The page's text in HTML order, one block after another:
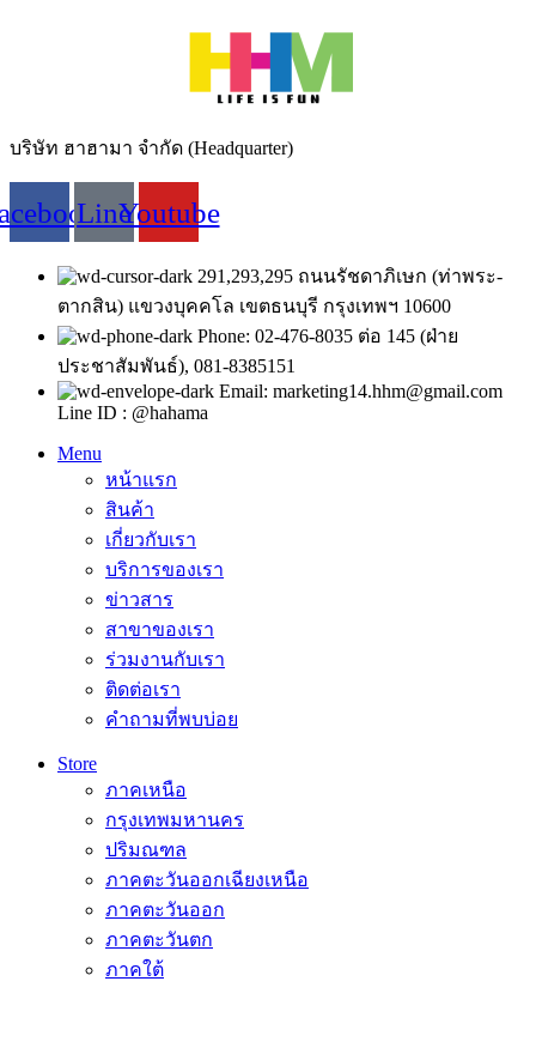
บริษัท ฮาฮามา จำกัด (Headquarter)
LineYoutube
291,293,295 ถนนรัชดาภิเษก (ท่าพระ-
ตากสิน) แขวงบุคคโล เขตธนบุรี กรุงเทพฯ 10600
Phone: 02-476-8035 ต่อ 145 (ฝ่าย
ประชาสัมพันธ์), 081-8385151
Email: marketing14.hhm@gmail.com
Line ID : @hahama
Menu
หน้าแรก
สินค้า
เกี่ยวกับเรา
บริการของเรา
ข่าวสาร
สาขาของเรา
ร่วมงานกับเรา
ติดต่อเรา
คำถามที่พบบ่อย
Store
ภาคเหนือ
กรุงเทพมหานคร
ปริมณฑล
ภาคตะวันออกเฉียงเหนือ
ภาคตะวันออก
ภาคตะวันตก
ภาคใต้